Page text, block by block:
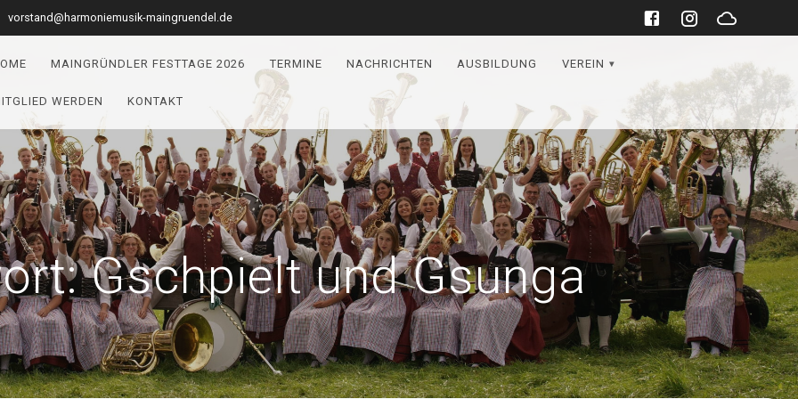
vorstand@harmoniemusik-maingruendel.de
MAINGRÜNDLER FESTTAGE 2026 TERMINE NACHRICHTEN AUSBILDUNG VEREIN
WERDEN KONTAKT
Gschpielt und Gsunga